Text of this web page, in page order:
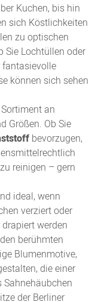
Kuchen, bis hin
sich Köstlichkeiten
zu optischen
Sie Lochtüllen oder
fantasievolle
können sich sehen
an
Größen. Ob Sie
bevorzugen,
reinigen – gern
ideal, wenn
verziert oder
werden
berühmten
Blumenmotive,
die einer
der Berliner